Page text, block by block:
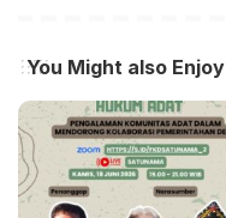
You Might also Enjoy